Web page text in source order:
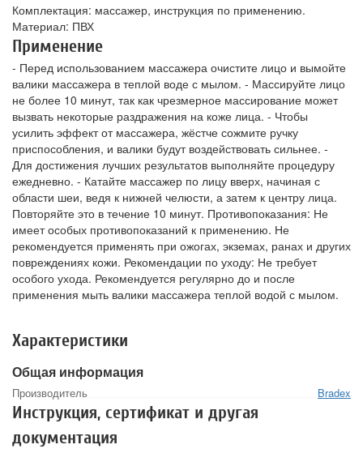
Комплектация: массажер, инструкция по применению.
Материал: ПВХ
Применение
- Перед использованием массажера очистите лицо и вымойте
валики массажера в теплой воде с мылом. - Массируйте лицо
не более 10 минут, так как чрезмерное массирование может
вызвать некоторые раздражения на коже лица. - Чтобы
усилить эффект от массажера, жёстче сожмите ручку
приспособления, и валики будут воздействовать сильнее. -
Для достижения лучших результатов выполняйте процедуру
ежедневно. - Катайте массажер по лицу вверх, начиная с
области шеи, ведя к нижней челюсти, а затем к центру лица.
Повторяйте это в течение 10 минут. Противопоказания: Не
имеет особых противопоказаний к применению. Не
рекомендуется применять при ожогах, экземах, ранах и других
повреждениях кожи. Рекомендации по уходу: Не требует
особого ухода. Рекомендуется регулярно до и после
применения мыть валики массажера теплой водой с мылом.
Характеристики
Общая информация
Производитель Bradex
Инструкция, сертификат и другая
документация